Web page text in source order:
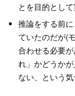
とを目的として
推論をする前
ていたのだが(
合わせる必要
れ」かどうか
ない、という気